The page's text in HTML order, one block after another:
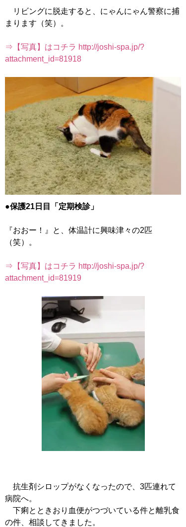
リビングに脱走すると、にゃんにゃん警察に捕
まります（笑）。
⇒【写真】はコチラ http://joshi-spa.jp/?
attachment_id=81918
●保護21日目「定期検診」
『おおー！』と、体温計に興味津々の2匹
（笑）。
⇒【写真】はコチラ http://joshi-spa.jp/?
attachment_id=81919
抗生剤シロップがなくなったので、3匹連れて
病院へ。
下痢とときおり血便がつづいている件と離乳食
の件、相談してきました。